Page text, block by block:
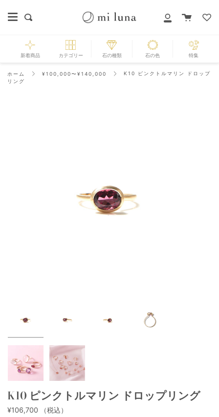
content探
マ
カ
新着商品 カテゴリー 石の種類 石の色 特集
ホーム ¥100,000〜¥140,000
K10 ピンクトルマリン ドロップ
リング
K10 ピンクトルマリン ドロップリング
¥106,700 （税込）